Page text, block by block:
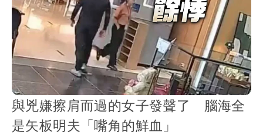
與兇嫌擦肩而過的女子發聲了 腦海全
是矢板明夫「嘴角的鮮血」